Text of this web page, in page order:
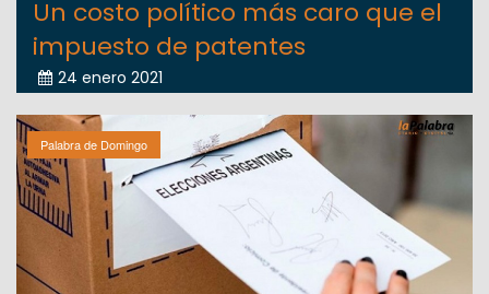
Un costo político más caro que el
impuesto de patentes
24 enero 2021
Palabra de Domingo